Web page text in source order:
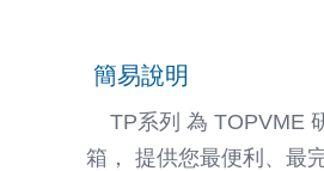
簡易說明
TP系列 為 TOPVME
箱， 提供您最便利、最